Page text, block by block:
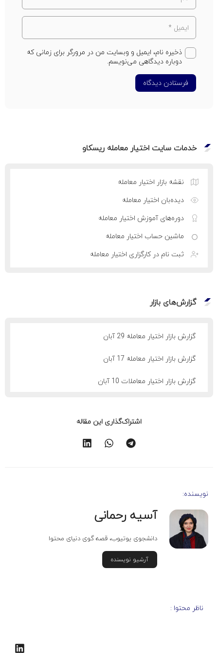
خدمات سایت اختیار معامله ریسکاو
نقشه بازار اختیار معامله
دیده‌بان اختیار معامله
دوره‌های آموزش اختیار معامله
ماشین حساب اختیار معامله
ثبت نام در کارگزاری اختیار معامله
گزارش‌های بازار
گزارش بازار اختیار معامله 29 آبان
گزارش بازار اختیار معامله 17 آبان
گزارش بازار اختیار معاملات 10 آبان
اشتراک‌گذاری این مقاله
ذخیره نام، ایمیل و وبسایت من در مرورگر برای زمانی که
دوباره دیدگاهی می‌نویسم.
فرستادن دیدگاه
نویسنده:
آسیه رحمانی
دانشجوی یوتیوب، قصه گوی دنیای محتوا
آرشیو نویسنده
ناظر محتوا :